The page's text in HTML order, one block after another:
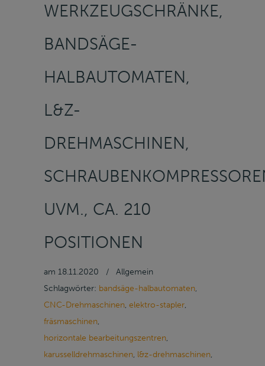
WERKZEUGSCHRÄNKE,
BANDSÄGE-
HALBAUTOMATEN,
L&Z-
DREHMASCHINEN,
UVM., CA. 210
POSITIONEN
am 18.11.2020 /
Allgemein
Schlagwörter: bandsäge-halbautomaten,
CNC-Drehmaschinen, elektro-stapler,
fräsmaschinen,
horizontale bearbeitungszentren,
karusselldrehmaschinen, l&z-drehmaschinen,